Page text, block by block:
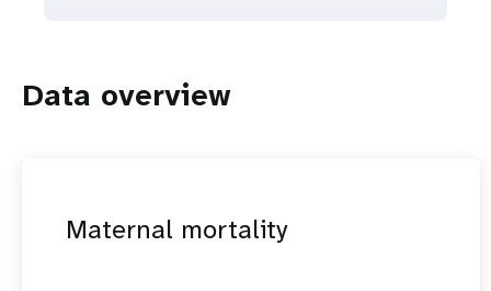
Data overview
Maternal mortality